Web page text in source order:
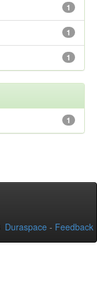
1
1
1
1
Duraspace - Feedback